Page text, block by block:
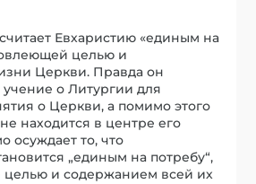
Евхаристию «единым на
целью и
Церкви. Правда он
учение о Литургии для
о Церкви, а помимо этого
находится в центре его
осуждает то, что
„единым на потребу“,
и содержанием всей их